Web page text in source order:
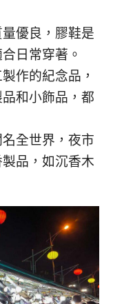
優良，膠鞋是
日常穿著。
作的紀念品，
和小飾品，都
全世界，夜市
品，如沉香木